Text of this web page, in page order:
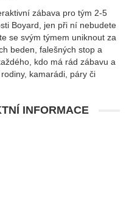
zábava pro tým 2-5
Boyard, jen při ní nebudete
se svým týmem uniknout za
beden, falešných stop a
kdo má rád zábavu a
kamarádi, páry či
INFORMACE